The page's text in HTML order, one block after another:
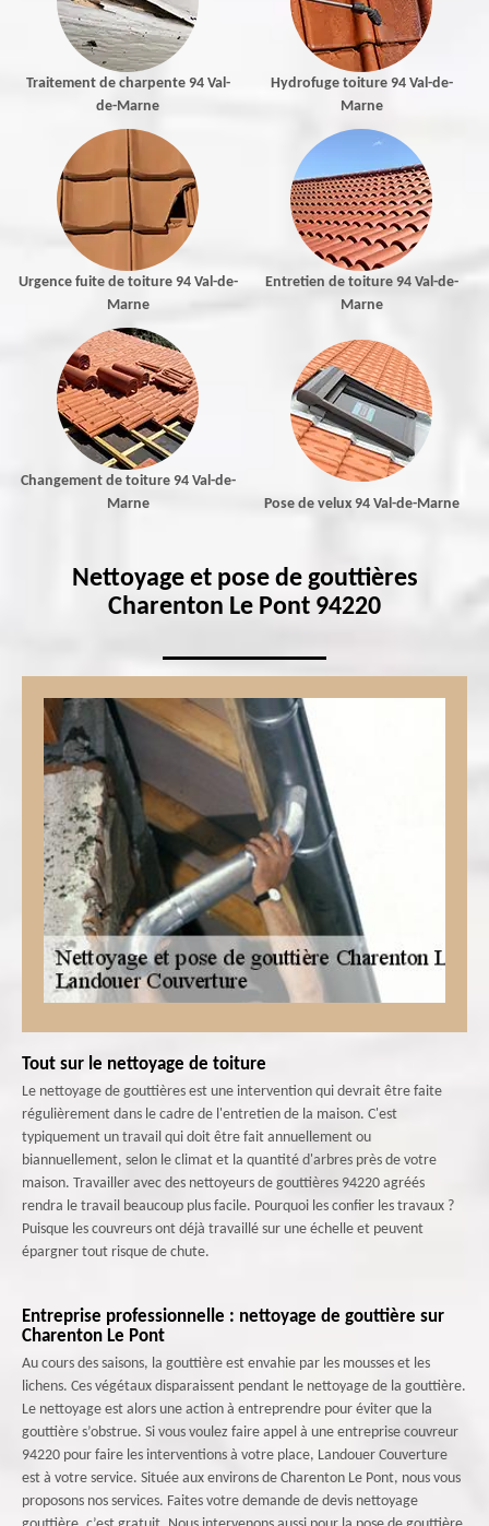
Traitement de charpente 94 Val-
de-Marne
Hydrofuge toiture 94 Val-de-
Marne
Urgence fuite de toiture 94 Val-de-
Marne
Entretien de toiture 94 Val-de-
Marne
Changement de toiture 94 Val-de-
Marne
Pose de velux 94 Val-de-Marne
Nettoyage et pose de gouttières
Charenton Le Pont 94220
Tout sur le nettoyage de toiture
Le nettoyage de gouttières est une intervention qui devrait être faite
régulièrement dans le cadre de l'entretien de la maison. C'est
typiquement un travail qui doit être fait annuellement ou
biannuellement, selon le climat et la quantité d'arbres près de votre
maison. Travailler avec des nettoyeurs de gouttières 94220 agréés
rendra le travail beaucoup plus facile. Pourquoi les confier les travaux ?
Puisque les couvreurs ont déjà travaillé sur une échelle et peuvent
épargner tout risque de chute.
Entreprise professionnelle : nettoyage de gouttière sur
Charenton Le Pont
Au cours des saisons, la gouttière est envahie par les mousses et les
lichens. Ces végétaux disparaissent pendant le nettoyage de la gouttière.
Le nettoyage est alors une action à entreprendre pour éviter que la
gouttière s’obstrue. Si vous voulez faire appel à une entreprise couvreur
94220 pour faire les interventions à votre place, Landouer Couverture
est à votre service. Située aux environs de Charenton Le Pont, nous vous
proposons nos services. Faites votre demande de devis nettoyage